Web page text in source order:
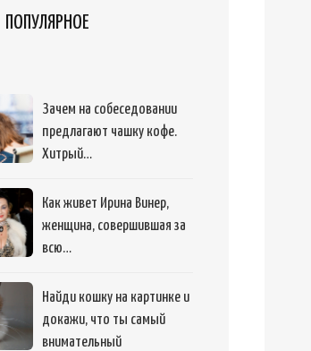
ПОПУЛЯРНОЕ
Зачем на собеседовании
предлагают чашку кофе.
Хитрый…
Как живет Ирина Винер,
женщина, совершившая за
всю…
Найди кошку на картинке и
докажи, что ты самый
внимательный